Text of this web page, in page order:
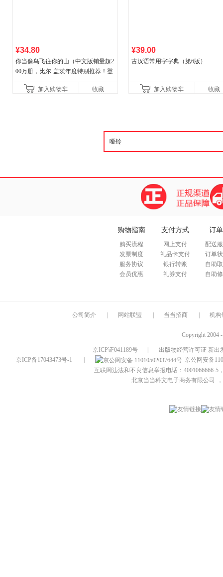
¥34.80
你当像鸟飞往你的山（中文版销量超2
00万册，比尔·盖茨年度特别推荐！登
比你听说的还要
加入购物车 收藏
¥39.00
古汉语常用字字典（第6版）
加入购物车 收藏
购物指南
购买流程
发票制度
服务协议
会员优惠
支付方式
网上支付
礼品卡支付
银行转账
礼券支付
订
配送
订单
自助
自助
公司简介 网站联盟 当当招商 机构
Copyright 2004
京ICP证041189号
出版物经营许可证 新出
京ICP备17043473号-1
京公网安备
互联网违法和不良信息举报电话：4001066666-5
北京当当科文电子商务有限公司